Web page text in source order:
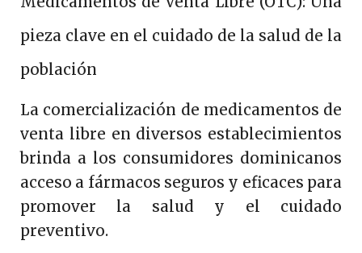
pieza clave en el cuidado de la salud de la
población
La comercialización de medicamentos de
venta libre en diversos establecimientos
brinda a los consumidores dominicanos
acceso a fármacos seguros y eficaces para
promover la salud y el cuidado
preventivo.